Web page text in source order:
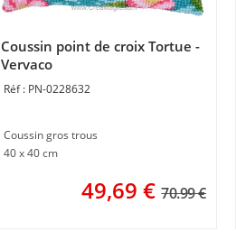
Coussin point de croix Tortue -
Vervaco
PN-0228632
Coussin gros trous
40 x 40 cm
49,69 € 70.99 €